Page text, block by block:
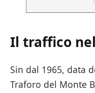
Il traffico
Sin dal 1965, data
Traforo del Monte